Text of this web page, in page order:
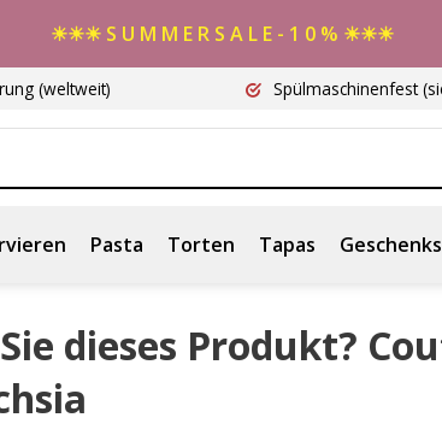
☀☀☀ S U M M E R S A L E - 1 0 % ☀☀☀
(weltweit) Spülmaschinenfest
Pasta Torten Tapas
dieses Produkt?